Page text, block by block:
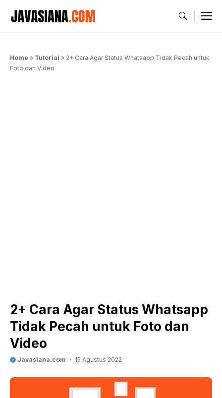
Home » Tutorial » 2+ Cara Agar Status Whatsapp Tidak Pecah untuk
Foto dan Video
2+ Cara Agar Status Whatsapp
Tidak Pecah untuk Foto dan
Video
Javasiana.com 15 Agustus 2022